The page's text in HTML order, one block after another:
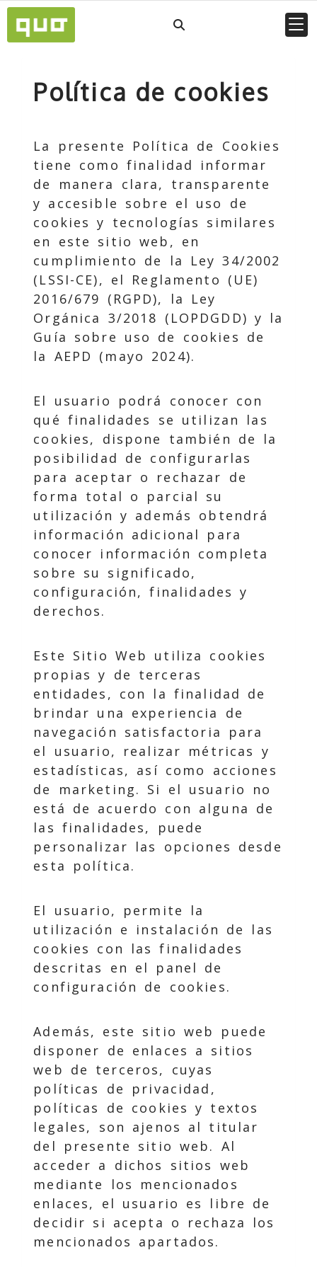
Política de cookies
La presente Política de Cookies
tiene como finalidad informar
de manera clara, transparente
y accesible sobre el uso de
cookies y tecnologías similares
en este sitio web, en
cumplimiento de la Ley 34/2002
(LSSI-CE), el Reglamento (UE)
2016/679 (RGPD), la Ley
Orgánica 3/2018 (LOPDGDD) y la
Guía sobre uso de cookies de
la AEPD (mayo 2024).
El usuario podrá conocer con
qué finalidades se utilizan las
cookies, dispone también de la
posibilidad de configurarlas
para aceptar o rechazar de
forma total o parcial su
utilización y además obtendrá
información adicional para
conocer información completa
sobre su significado,
configuración, finalidades y
derechos.
Este Sitio Web utiliza cookies
propias y de terceras
entidades, con la finalidad de
brindar una experiencia de
navegación satisfactoria para
el usuario, realizar métricas y
estadísticas, así como acciones
de marketing. Si el usuario no
está de acuerdo con alguna de
las finalidades, puede
personalizar las opciones desde
esta política.
El usuario, permite la
utilización e instalación de las
cookies con las finalidades
descritas en el panel de
configuración de cookies.
Además, este sitio web puede
disponer de enlaces a sitios
web de terceros, cuyas
políticas de privacidad,
políticas de cookies y textos
legales, son ajenos al titular
del presente sitio web. Al
acceder a dichos sitios web
mediante los mencionados
enlaces, el usuario es libre de
decidir si acepta o rechaza los
mencionados apartados.